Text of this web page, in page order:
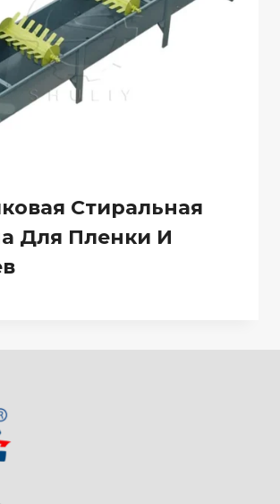
Стиральная
Для Пленки И